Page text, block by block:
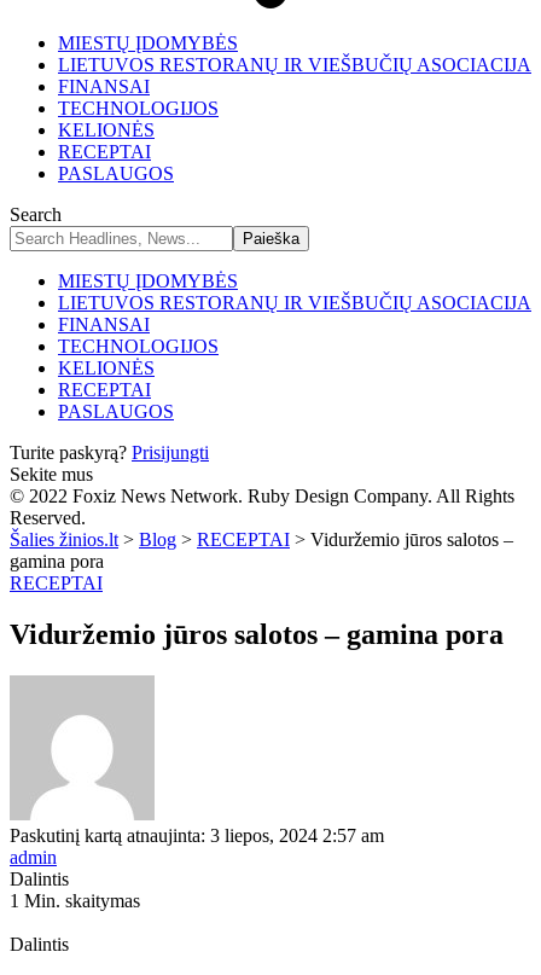
MIESTŲ ĮDOMYBĖS
LIETUVOS RESTORANŲ IR VIEŠBUČIŲ ASOCIACIJA
FINANSAI
TECHNOLOGIJOS
KELIONĖS
RECEPTAI
PASLAUGOS
Search
MIESTŲ ĮDOMYBĖS
LIETUVOS RESTORANŲ IR VIEŠBUČIŲ ASOCIACIJA
FINANSAI
TECHNOLOGIJOS
KELIONĖS
RECEPTAI
PASLAUGOS
Turite paskyrą? Prisijungti
Sekite mus
© 2022 Foxiz News Network. Ruby Design Company. All Rights
Reserved.
Šalies žinios.lt > Blog > RECEPTAI > Viduržemio jūros salotos –
gamina pora
RECEPTAI
Viduržemio jūros salotos – gamina pora
Paskutinį kartą atnaujinta: 3 liepos, 2024 2:57 am
admin
Dalintis
1 Min. skaitymas
Dalintis